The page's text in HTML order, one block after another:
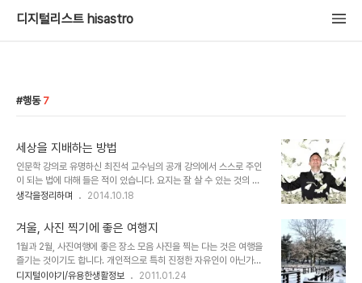
디지털리스트 hisastro
행동 7
세상을 지배하는 방법
인문학 강의로 유명하신 최진석 교수님의 공개 강의에서 스스로 주인
이 되는 법에 대해 들은 적이 있습니다. 요지는 잘 살 수 있는 것의 해
답, 그건 자기 기준을 가져야 한다는 주장이었습니다. 워낙 달변가시고
력 있게 느껴졌지만, 이내 시간이 흐를수록 그 생각에 대한 접점은 멀
어지는 기분이었습니다. 그래서 왜 그랬을까??를 생각해 보았습니다.
그러니까 본 포스트는 그것에 대해 나름 생각한 이유를 정리하고, 어느
분들이라도 생각을 나눴으면 하는 바램으로 남기는 글입니다. 뭐~ 그
렇지 않은 글이 어디 있겠습니까마는... ^^; 최진석 교수님께서 하신 말
생각을정리하며 2014.10.18
겨울, 사진 찍기에 좋은 여행지
1월과 2월, 사진여행에 좋은 장소 모음 사진을 찍는 다는 것은 여행을
즐기는 것이기도 합니다. 개인적으로 특히 진정한 자유인이 아닌가라
고 생각되는 푸른솔™님의 사진들과 글을 보면, 정말 부럽다는 생각을
디지털이야기/유용한생활정보 2011.01.24